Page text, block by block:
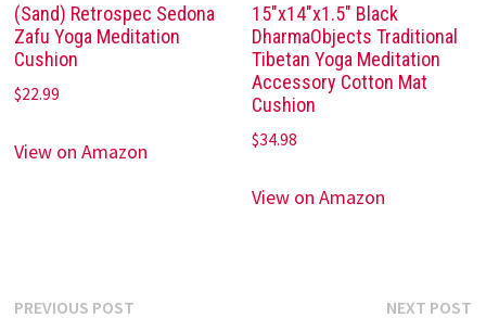
(Sand) Retrospec Sedona
Zafu Yoga Meditation
Cushion
$22.99
View on Amazon
15″x14″x1.5″ Black
DharmaObjects Traditional
Tibetan Yoga Meditation
Accessory Cotton Mat
Cushion
$34.98
View on Amazon
PREVIOUS POSTPrevious NEXT POST